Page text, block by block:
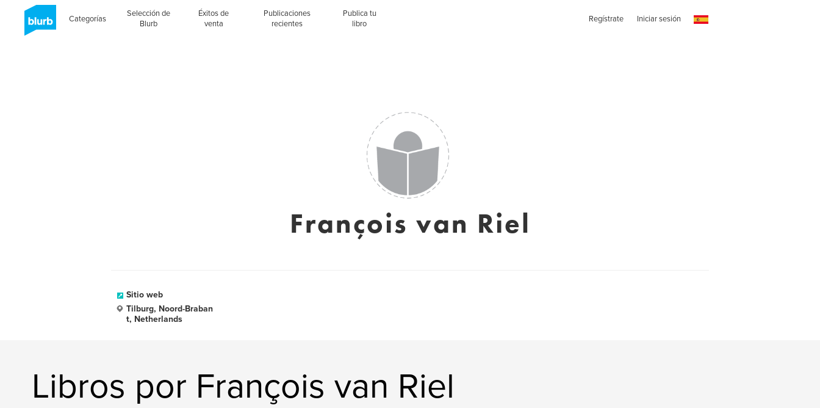
Categorías
Selección de
Blurb
Éxitos de
venta
Publicaciones
recientes
Publica tu
libro
Regístrate Iniciar sesión
François van Riel
Sitio web
Tilburg, Noord-Braban
t, Netherlands
Libros por François van Riel